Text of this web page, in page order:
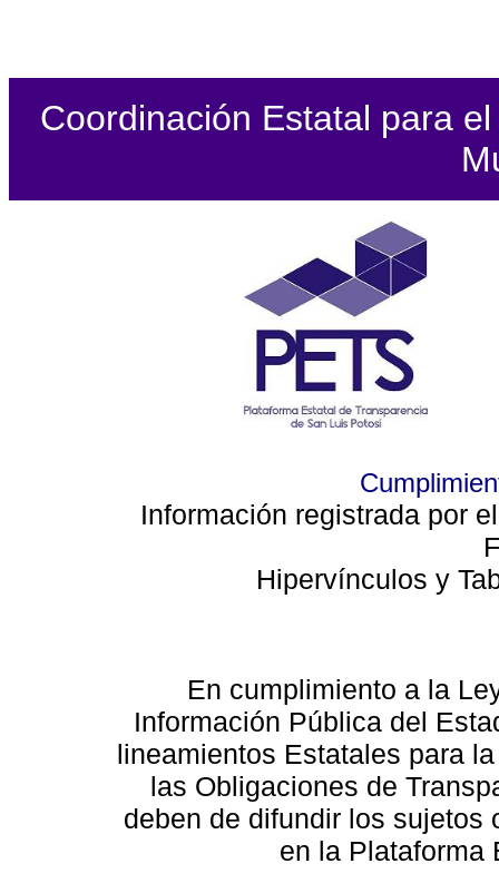
Coordinación Estatal para
Información registrada por
Hipervínculos y
En cumplimiento a la
Información Pública del
lineamientos Estatales para
las Obligaciones de
deben de difundir los sujetos
en la Plataforma